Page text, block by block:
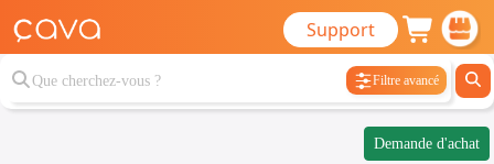
Support
Filtre avancé
Demande d'achat